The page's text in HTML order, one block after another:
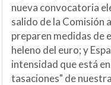
nueva convocatoria
salido de la Comisión
preparen medidas de
heleno del euro; y
intensidad que está
tasaciones" de